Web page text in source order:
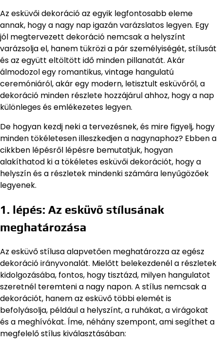
Az esküvői dekoráció az egyik legfontosabb eleme
annak, hogy a nagy nap igazán varázslatos legyen. Egy
jól megtervezett dekoráció nemcsak a helyszínt
varázsolja el, hanem tükrözi a pár személyiségét, stílusát
és az együtt eltöltött idő minden pillanatát. Akár
álmodozol egy romantikus, vintage hangulatú
ceremóniáról, akár egy modern, letisztult esküvőről, a
dekoráció minden részlete hozzájárul ahhoz, hogy a nap
különleges és emlékezetes legyen.
De hogyan kezdj neki a tervezésnek, és mire figyelj, hogy
minden tökéletesen illeszkedjen a nagynaphoz? Ebben a
cikkben lépésről lépésre bemutatjuk, hogyan
alakíthatod ki a tökéletes esküvői dekorációt, hogy a
helyszín és a részletek mindenki számára lenyűgözőek
legyenek.
1. lépés: Az esküvő stílusának
meghatározása
Az esküvő stílusa alapvetően meghatározza az egész
dekoráció irányvonalát. Mielőtt belekezdenél a részletek
kidolgozásába, fontos, hogy tisztázd, milyen hangulatot
szeretnél teremteni a nagy napon. A stílus nemcsak a
dekorációt, hanem az esküvő többi elemét is
befolyásolja, például a helyszínt, a ruhákat, a virágokat
és a meghívókat. Íme, néhány szempont, ami segíthet a
megfelelő stílus kiválasztásában: